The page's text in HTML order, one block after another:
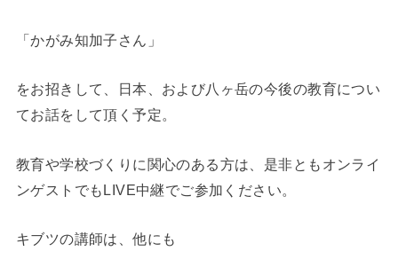
「かがみ知加子さん」
をお招きして、日本、および八ヶ岳の今後の教育につい
てお話をして頂く予定。
教育や学校づくりに関心のある方は、是非ともオンライ
ンゲストでもLIVE中継でご参加ください。
キブツの講師は、他にも